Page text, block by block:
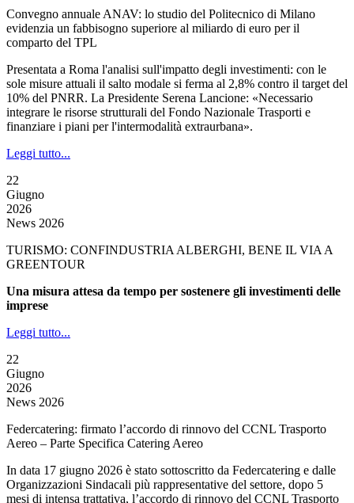
Convegno annuale ANAV: lo studio del Politecnico di Milano
evidenzia un fabbisogno superiore al miliardo di euro per il
comparto del TPL
Presentata a Roma l'analisi sull'impatto degli investimenti: con le
sole misure attuali il salto modale si ferma al 2,8% contro il target del
10% del PNRR. La Presidente Serena Lancione: «Necessario
integrare le risorse strutturali del Fondo Nazionale Trasporti e
finanziare i piani per l'intermodalità extraurbana».
Leggi tutto...
22
Giugno
2026
News 2026
TURISMO: CONFINDUSTRIA ALBERGHI, BENE IL VIA A
GREENTOUR
Una misura attesa da tempo per sostenere gli investimenti delle
imprese
Leggi tutto...
22
Giugno
2026
News 2026
Federcatering: firmato l’accordo di rinnovo del CCNL Trasporto
Aereo – Parte Specifica Catering Aereo
In data 17 giugno 2026 è stato sottoscritto da Federcatering e dalle
Organizzazioni Sindacali più rappresentative del settore, dopo 5
mesi di intensa trattativa, l’accordo di rinnovo del CCNL Trasporto